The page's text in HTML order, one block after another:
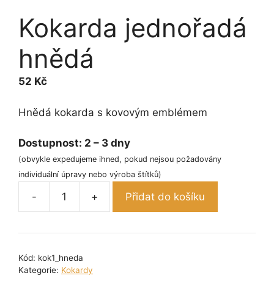
Kokarda jednořadá
hnědá
52 Kč
Hnědá kokarda s kovovým emblémem
Dostupnost: 2 – 3 dny
(obvykle expedujeme ihned, pokud nejsou požadovány
individuální úpravy nebo výroba štítků)
-
Kokarda
hnědá
+ Přidat do košíku
Kód: kok1_hneda
Kategorie: Kokardy